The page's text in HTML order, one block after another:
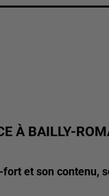
À BAILLY-
et son contenu,